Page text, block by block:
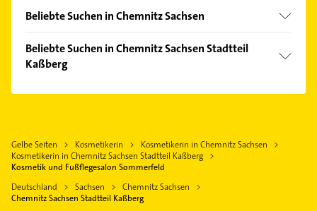
Altendorf
Borna-Heinersdorf
Gablenz
Grüna
Hilbersdorf
Kappel
Markersdorf
Neukirchen /Erzgebirge
Lichtenau
Limbach-Oberfrohna
Frankenberg /Sachsen
Oberlungwitz
Augustusburg
Beliebte Suchen in Chemnitz Sachsen
Zahnarzt
Rohrreinigung
Heizungsfirmen
Klempner
Sanitärinstallation
Beliebte Suchen in Chemnitz Sachsen Stadtteil
Kaßberg
Heizungsbauer
Heizungsfirmen
Bauunternehmen
Gelbe Seiten Kosmetikerin
Kosmetikerin in Chemnitz Sachsen
Kosmetikerin in Chemnitz Sachsen Stadtteil Kaßberg
Kosmetik und Fußflegesalon Sommerfeld
Deutschland
Sachsen
Chemnitz Sachsen
Chemnitz Sachsen Stadtteil Kaßberg